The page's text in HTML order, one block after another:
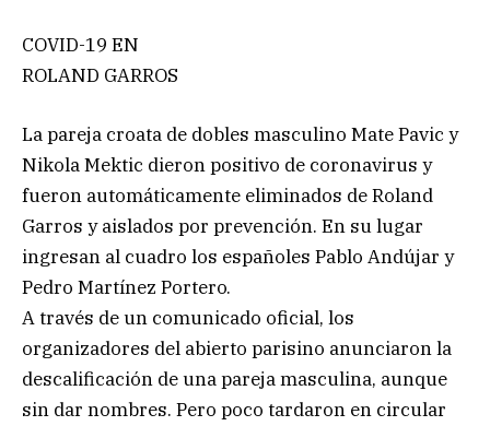
COVID-19 EN
ROLAND GARROS
La pareja croata de dobles masculino Mate Pavic y
Nikola Mektic dieron positivo de coronavirus y
fueron automáticamente eliminados de Roland
Garros y aislados por prevención. En su lugar
ingresan al cuadro los españoles Pablo Andújar y
Pedro Martínez Portero.
A través de un comunicado oficial, los
organizadores del abierto parisino anunciaron la
descalificación de una pareja masculina, aunque
sin dar nombres. Pero poco tardaron en circular